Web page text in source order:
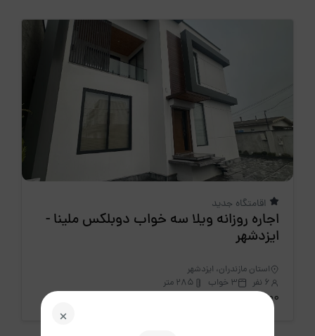
اقامتگاه جدید
اجاره روزانه ویلا سه خواب دوبلکس ملینا -
ایزدشهر
استان مازندران، ایزدشهر
6 نفر
3 خواب 285 متر
11،000،000 تومان